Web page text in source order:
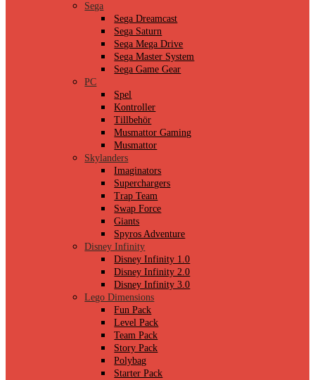
Sega
Sega Dreamcast
Sega Saturn
Sega Mega Drive
Sega Master System
Sega Game Gear
PC
Spel
Kontroller
Tillbehör
Musmattor Gaming
Musmattor
Skylanders
Imaginators
Superchargers
Trap Team
Swap Force
Giants
Spyros Adventure
Disney Infinity
Disney Infinity 1.0
Disney Infinity 2.0
Disney Infinity 3.0
Lego Dimensions
Fun Pack
Level Pack
Team Pack
Story Pack
Polybag
Starter Pack